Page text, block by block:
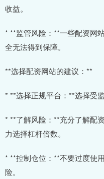
收益。
* **监管风险：**一些配资网
全无法得到保障。
**选择配资网站的建议：**
* **选择正规平台：**选择受
* **了解风险：**充分了解配
力选择杠杆倍数。
* **控制仓位：**不要过度使
险。